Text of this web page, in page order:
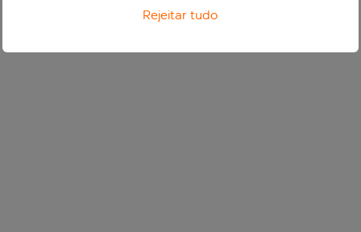
Rejeitar tudo